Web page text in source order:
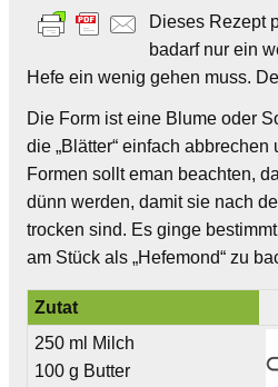
Dieses Rezept
badarf nur ein
Hefe ein wenig gehen muss.
Die Form ist eine Blume oder
die „Blätter“ einfach
Formen sollt eman beachten,
dünn werden, damit sie nach
trocken sind. Es ginge
am Stück als „Hefemond“ zu
Zutat
250 ml Milch
100 g Butter